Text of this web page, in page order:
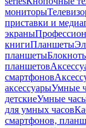
мониторы
приставки и
экраны
книгиПланшеты
планшеты
планшетов
смартфонов
аксессуарыУмные
детскиеУмные
для умных часов
смартфонов,